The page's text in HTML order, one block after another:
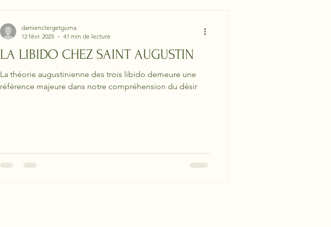
LA LIBIDO CHEZ SAINT AUGUSTIN
La théorie augustinienne des trois libido demeure une
référence majeure dans notre compréhension du désir
damienclergetgurna
12 févr. 2025
41 min de lecture